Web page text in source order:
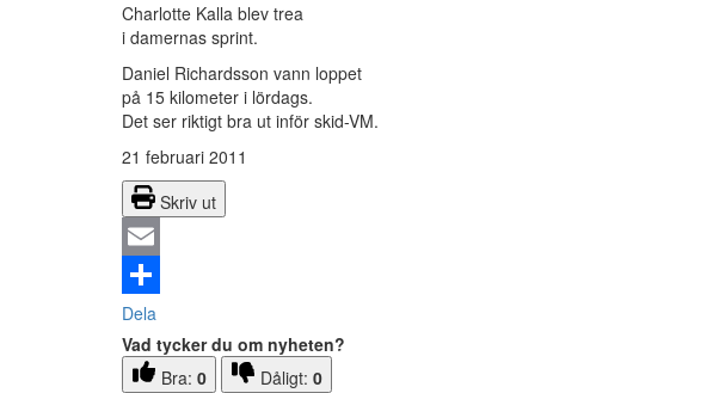
Charlotte Kalla blev trea
i damernas sprint.
Daniel Richardsson vann loppet
på 15 kilometer i lördags.
Det ser riktigt bra ut inför skid-VM.
21 februari 2011
Skriv ut
Email
Dela
Vad tycker du om nyheten?
Bra: 0 Dåligt: 0